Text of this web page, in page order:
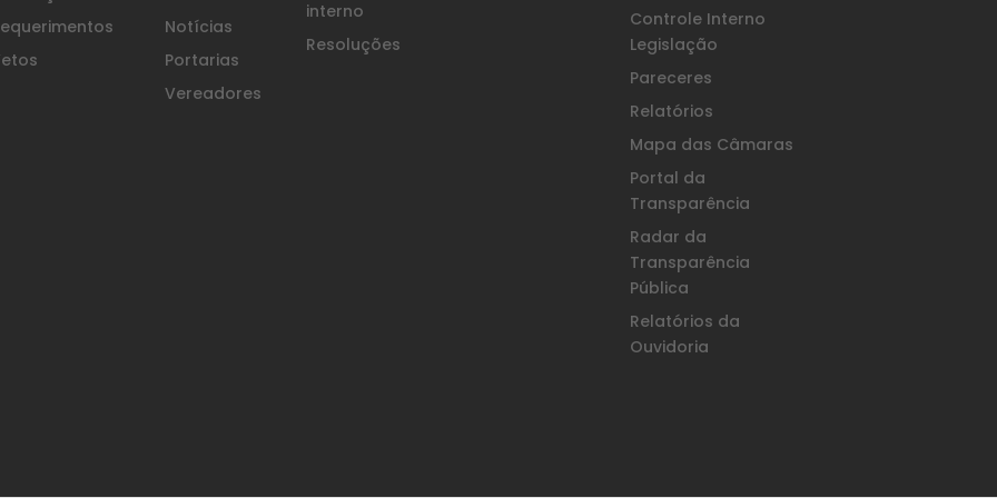
Notícias
Portarias
Vereadores
interno
Resoluções
Controle Interno
Legislação
Pareceres
Relatórios
Mapa das Câmaras
Portal da
Transparência
Radar da
Transparência
Pública
Relatórios da
Ouvidoria